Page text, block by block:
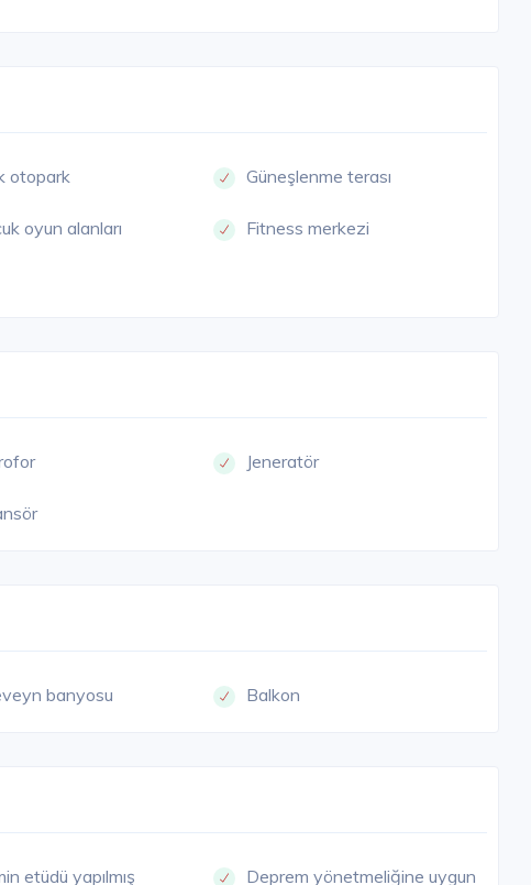
otopark Güneşlenme terası
oyun alanları Fitness merkezi
Jeneratör
banyosu Balkon
etüdü yapılmış Deprem yönetmeliğine uygun